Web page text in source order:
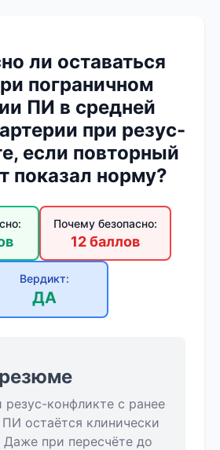
ли оставаться
пограничном
ПИ в средней
при резус-
если повторный
показал норму?
Почему безопасно:
12 баллов
Вердикт:
ДА
резус-конфликте с ранее
остаётся клинически
Даже при пересчёте до